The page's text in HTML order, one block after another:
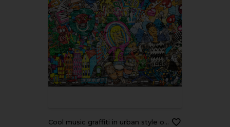
Cool music graffiti in urban style on the wall